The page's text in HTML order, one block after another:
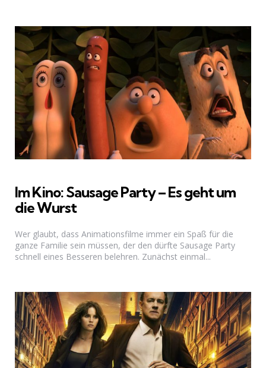
Im Kino: Sausage Party – Es geht um
die Wurst
Wer glaubt, dass Animationsfilme immer ein Spaß für die
ganze Familie sein müssen, der den dürfte Sausage Party
schnell eines Besseren belehren. Zunächst einmal...